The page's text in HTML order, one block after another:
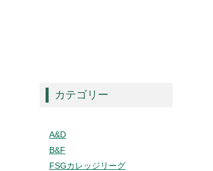
カテゴリー
A&D
B&F
FSGカレッジリーグ